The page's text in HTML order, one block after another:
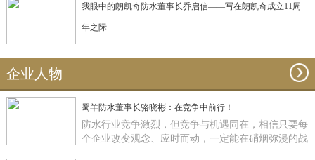
我眼中的朗凯奇防水董事长乔启信——写在朗凯奇成立11周
年之际
企业人物
蜀羊防水董事长骆晓彬：在竞争中前行！
防水行业竞争激烈，但竞争与机遇同在，相信只要每
个企业改变观念、应时而动，一定能在硝烟弥漫的战
场获得一席之地，正如蜀羊防水：一直在竞争中前